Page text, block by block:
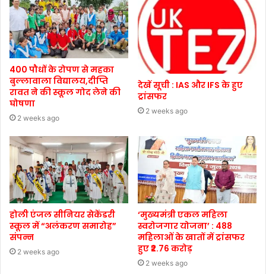
400 पौधों के रोपण से महका
बुल्लावाला विद्यालय,दीप्ति
रावत ने की स्कूल गोद लेने की
घोषणा
2 weeks ago
देखें सूची : IAS और IFS के हुए
ट्रांसफर
2 weeks ago
होली एंजल सीनियर सेकेंडरी
स्कूल में “अलंकरण समारोह”
संपन्न
2 weeks ago
‘मुख्यमंत्री एकल महिला
स्वरोजगार योजना’ : 488
महिलाओं के खातों में ट्रांसफर
हुए ₹2.76 करोड़
2 weeks ago